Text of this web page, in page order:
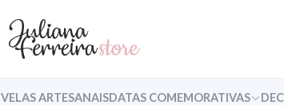
VELAS ARTESANAISDATAS COMEMORATIVAS